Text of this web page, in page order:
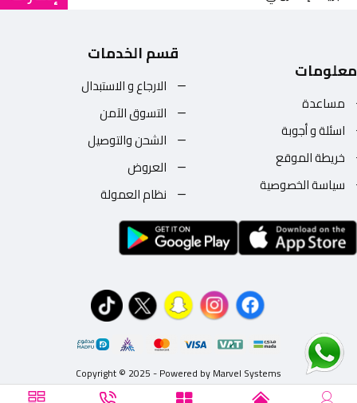
معلومات
مساعدة
اسئلة و أجوبة
خريطة الموقع
سياسة الخصوصية
قسم الخدمات
الارجاع و الاستبدال
التسوق الآمن
الشحن والتوصيل
العروض
نظام العمولة
Copyright © 2025 - Powered by Marvel Systems